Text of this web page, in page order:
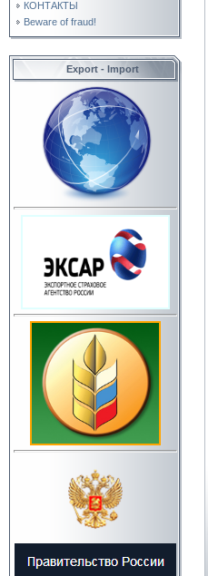
КОНТАКТЫ
Beware of fraud!
Export - Import